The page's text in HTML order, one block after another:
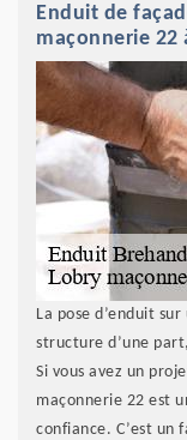
Enduit de
maçonnerie 22
La pose d’enduit
structure d’une
Si vous avez un
maçonnerie 22 est
confiance. C’est un